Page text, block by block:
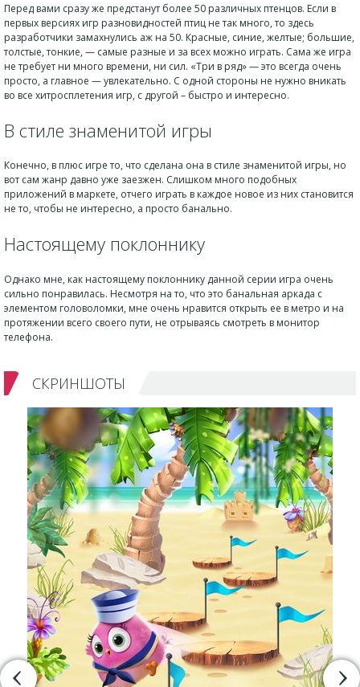
Перед вами сразу же предстанут более 50 различных птенцов. Если в
первых версиях игр разновидностей птиц не так много, то здесь
разработчики замахнулись аж на 50. Красные, синие, желтые; большие,
толстые, тонкие, — самые разные и за всех можно играть. Сама же игра
не требует ни много времени, ни сил. «Три в ряд» — это всегда очень
просто, а главное — увлекательно. С одной стороны не нужно вникать
во все хитросплетения игр, с другой – быстро и интересно.
В стиле знаменитой игры
Конечно, в плюс игре то, что сделана она в стиле знаменитой игры, но
вот сам жанр давно уже заезжен. Слишком много подобных
приложений в маркете, отчего играть в каждое новое из них становится
не то, чтобы не интересно, а просто банально.
Настоящему поклоннику
Однако мне, как настоящему поклоннику данной серии игра очень
сильно понравилась. Несмотря на то, что это банальная аркада с
элементом головоломки, мне очень нравится открыть ее в метро и на
протяжении всего своего пути, не отрываясь смотреть в монитор
телефона.
СКРИНШОТЫ